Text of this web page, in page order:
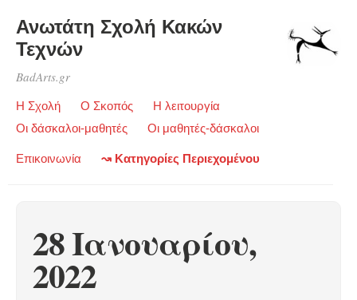
Ανωτάτη Σχολή Κακών
Τεχνών
BadArts.gr
Η Σχολή Ο Σκοπός
Η λειτουργία
Οι δάσκαλοι-μαθητές
Οι μαθητές-δάσκαλοι
Επικοινωνία ↝ Κατηγορίες Περιεχομένου
28 Ιανουαρίου,
2022